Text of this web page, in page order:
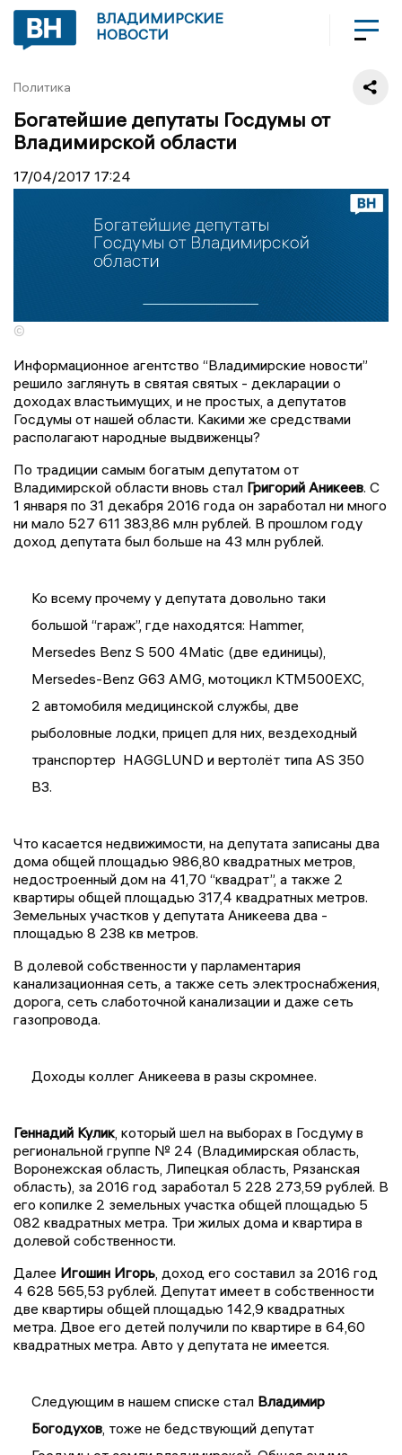
ВЛАДИМИРСКИЕ
НОВОСТИ
Политика
Богатейшие депутаты Госдумы от
Владимирской области
17/04/2017 17:24
©
Информационное агентство “Владимирские новости”
решило заглянуть в святая святых - декларации о
доходах властьимущих, и не простых, а депутатов
Госдумы от нашей области. Какими же средствами
располагают народные выдвиженцы?
По традиции самым богатым депутатом от
Владимирской области вновь стал Григорий Аникеев. С
1 января по 31 декабря 2016 года он заработал ни много
ни мало 527 611 383,86 млн рублей. В прошлом году
доход депутата был больше на 43 млн рублей.
Ко всему прочему у депутата довольно таки
большой “гараж”, где находятся: Hammer,
Mersedes Benz S 500 4Matic (две единицы),
Mersedes-Benz G63 AMG, мотоцикл KTM500EXC,
2 автомобиля медицинской службы, две
рыболовные лодки, прицеп для них, вездеходный
транспортер HAGGLUND и вертолёт типа AS 350
В3.
Что касается недвижимости, на депутата записаны два
дома общей площадью 986,80 квадратных метров,
недостроенный дом на 41,70 “квадрат”, а также 2
квартиры общей площадью 317,4 квадратных метров.
Земельных участков у депутата Аникеева два -
площадью 8 238 кв метров.
В долевой собственности у парламентария
канализационная сеть, а также сеть электроснабжения,
дорога, сеть слаботочной канализации и даже сеть
газопровода.
Доходы коллег Аникеева в разы скромнее.
Геннадий Кулик, который шел на выборах в Госдуму в
региональной группе № 24 (Владимирская область,
Воронежская область, Липецкая область, Рязанская
область), за 2016 год заработал 5 228 273,59 рублей. В
его копилке 2 земельных участка общей площадью 5
082 квадратных метра. Три жилых дома и квартира в
долевой собственности.
Далее Игошин Игорь, доход его составил за 2016 год
4 628 565,53 рублей. Депутат имеет в собственности
две квартиры общей площадью 142,9 квадратных
метра. Двое его детей получили по квартире в 64,60
квадратных метра. Авто у депутата не имеется.
Следующим в нашем списке стал Владимир
Богодухов, тоже не бедствующий депутат